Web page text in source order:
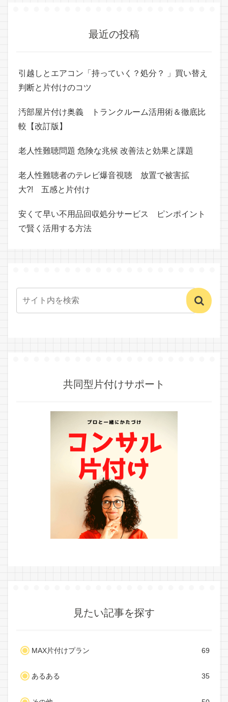
最近の投稿
引越しとエアコン「持っていく？処分？ 」買い替え
判断と片付けのコツ
汚部屋片付け奥義 トランクルーム活用術＆徹底比
較【改訂版】
老人性難聴問題 危険な兆候 改善法と効果と課題
老人性難聴者のテレビ爆音視聴 放置で被害拡
大?! 五感と片付け
安くて早い不用品回収処分サービス ピンポイント
で賢く活用する方法
共同型片付けサポート
見たい記事を探す
MAX片付けプラン 69
あるある 35